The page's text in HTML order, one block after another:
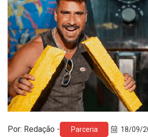
Por: Redação - Parceria 18/09/